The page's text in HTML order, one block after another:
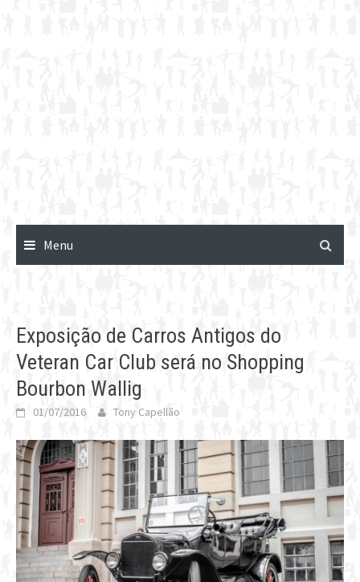
Menu
Exposição de Carros Antigos do
Veteran Car Club será no Shopping
Bourbon Wallig
01/07/2016 Tony Capellão